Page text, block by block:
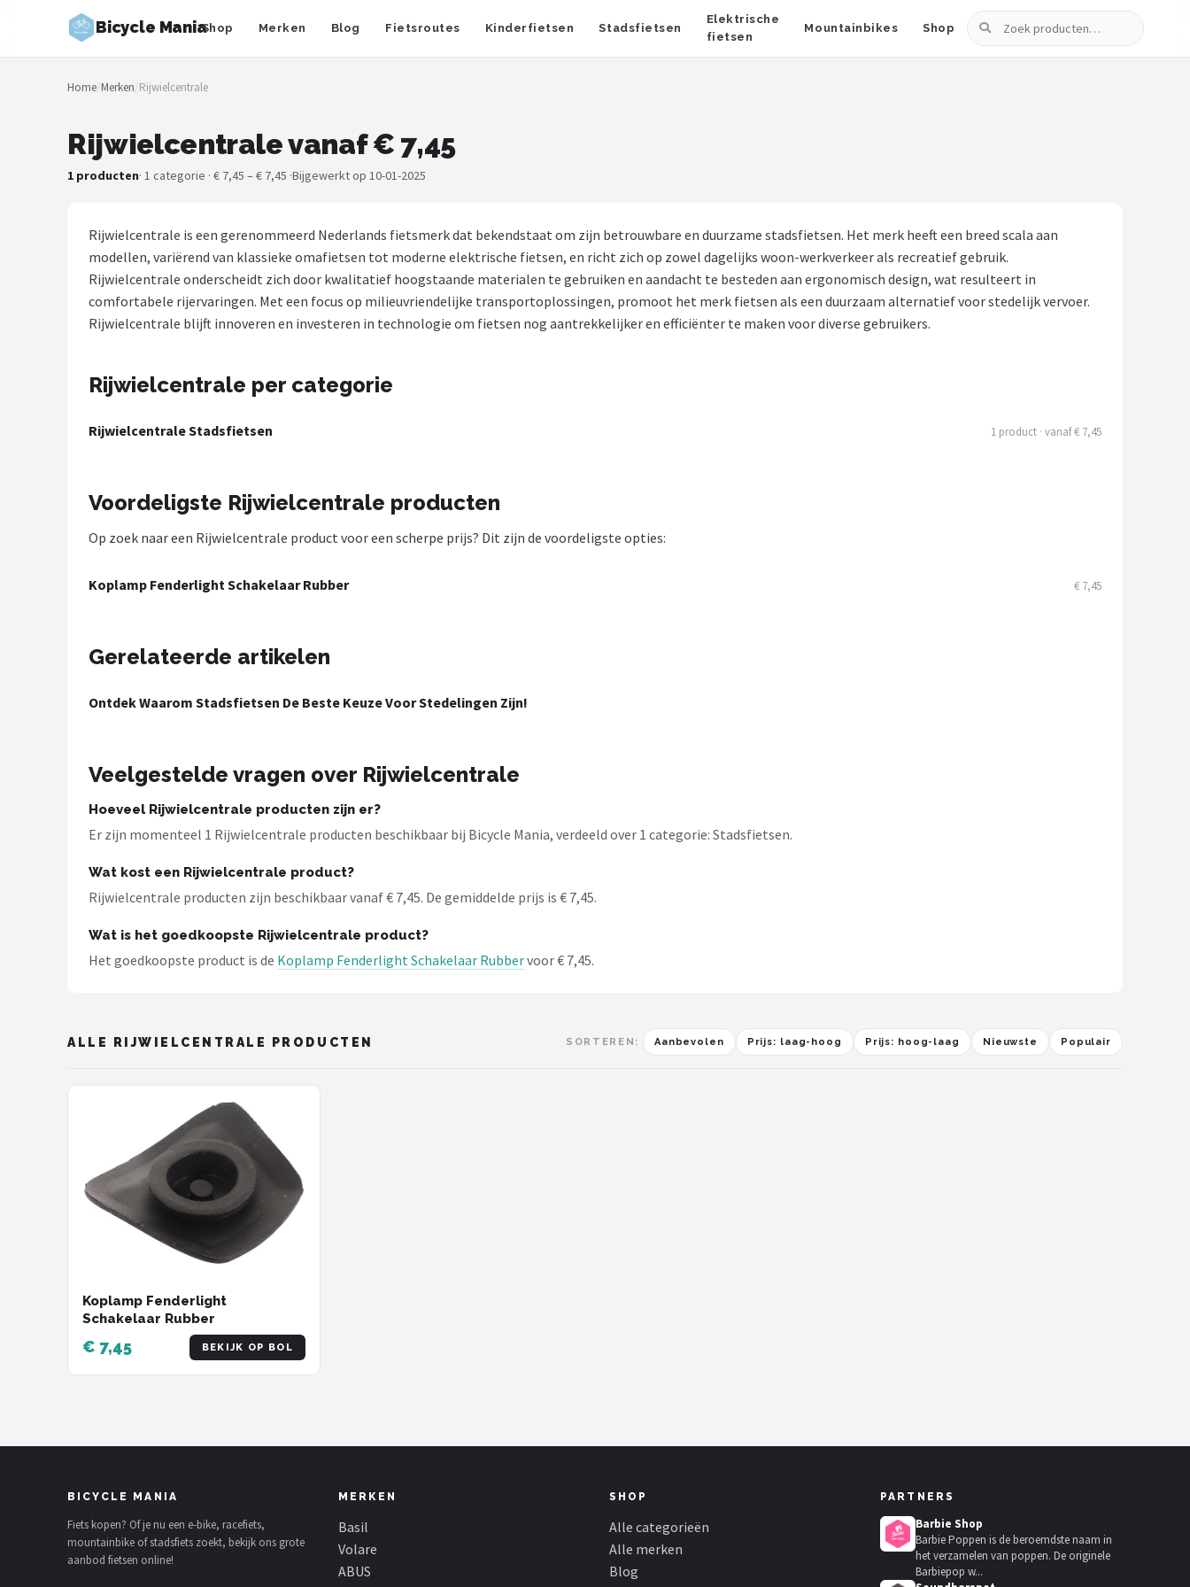
Bicycle ManiaShop Merken Blog Fietsroutes Kinderfietsen Stadsfietsen
Elektrische
fietsen
Mountainbikes Shop
Zoeken
Zoeken
NAVIGATIE
Merken
Fietsroutes
Kinderfietsen
Elektrische fietsen
Mountainbikes
POPULAIRE MERKEN
New Looxs
Voltano
Alle merken →
Home/Merken/Rijwielcentrale
Rijwielcentrale vanaf € 7,45
1 producten· 1 categorie · € 7,45 – € 7,45 ·Bijgewerkt op 10-01-2025
Rijwielcentrale is een gerenommeerd Nederlands fietsmerk dat bekendstaat om zijn betrouwbare en duurzame stadsfietsen. Het merk heeft een breed scala aan
modellen, variërend van klassieke omafietsen tot moderne elektrische fietsen, en richt zich op zowel dagelijks woon-werkverkeer als recreatief gebruik.
Rijwielcentrale onderscheidt zich door kwalitatief hoogstaande materialen te gebruiken en aandacht te besteden aan ergonomisch design, wat resulteert in
comfortabele rijervaringen. Met een focus op milieuvriendelijke transportoplossingen, promoot het merk fietsen als een duurzaam alternatief voor stedelijk vervoer.
Rijwielcentrale blijft innoveren en investeren in technologie om fietsen nog aantrekkelijker en efficiënter te maken voor diverse gebruikers.
Rijwielcentrale per categorie
Rijwielcentrale Stadsfietsen 1 product · vanaf € 7,45
Voordeligste Rijwielcentrale producten
Op zoek naar een Rijwielcentrale product voor een scherpe prijs? Dit zijn de voordeligste opties:
Koplamp Fenderlight Schakelaar Rubber € 7,45
Gerelateerde artikelen
Ontdek Waarom Stadsfietsen De Beste Keuze Voor Stedelingen Zijn!
Veelgestelde vragen over Rijwielcentrale
Hoeveel Rijwielcentrale producten zijn er?
Er zijn momenteel 1 Rijwielcentrale producten beschikbaar bij Bicycle Mania, verdeeld over 1 categorie: Stadsfietsen.
Wat kost een Rijwielcentrale product?
Rijwielcentrale producten zijn beschikbaar vanaf € 7,45. De gemiddelde prijs is € 7,45.
Wat is het goedkoopste Rijwielcentrale product?
Het goedkoopste product is de Koplamp Fenderlight Schakelaar Rubbervoor € 7,45.
ALLE RIJWIELCENTRALE PRODUCTEN SORTEREN: Aanbevolen Prijs: laag-hoog Prijs: hoog-laag Nieuwste Populair
Koplamp Fenderlight
Schakelaar Rubber
€ 7,45 BEKIJK OP BOL
BICYCLE MANIA
Fiets kopen? Of je nu een e-bike, racefiets,
mountainbike of stadsfiets zoekt, bekijk ons grote
aanbod fietsen online!
MERKEN
Basil
Volare
ABUS
SHOP
Alle categorieën
Alle merken
Blog
PARTNERS
Barbie Shop
Barbie Poppen is de beroemdste naam in
het verzamelen van poppen. De originele
Barbiepop w...